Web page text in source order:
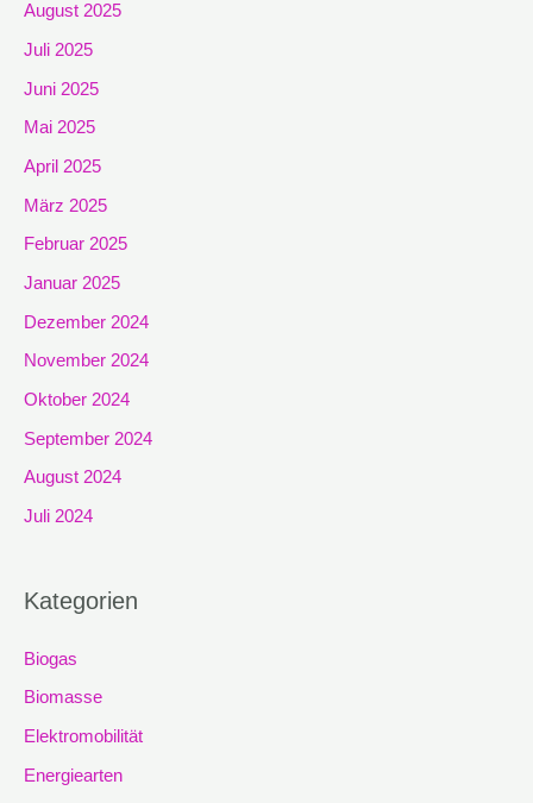
August 2025
Juli 2025
Juni 2025
Mai 2025
April 2025
März 2025
Februar 2025
Januar 2025
Dezember 2024
November 2024
Oktober 2024
September 2024
August 2024
Juli 2024
Kategorien
Biogas
Biomasse
Elektromobilität
Energiearten